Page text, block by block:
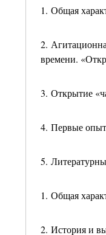
1. Общая
2.
времени.
3. Открытие
4. Первые
5.
1. Общая
2. История и